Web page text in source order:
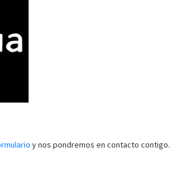
y nos pondremos en contacto contigo.